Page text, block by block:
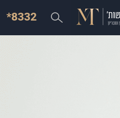
*8332